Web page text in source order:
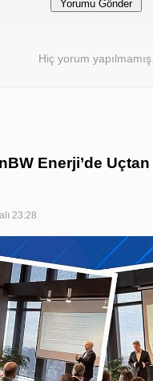
Hiç yorum yapılmamış.
Enerji’de
23:28